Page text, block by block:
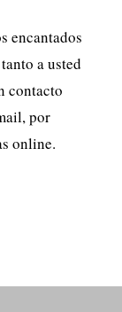
encantados
a usted
contacto
por
online.